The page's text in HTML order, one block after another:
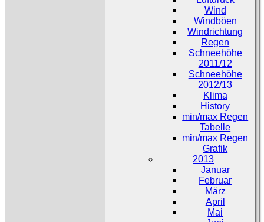
Wind
Windböen
Windrichtung
Regen
Schneehöhe
2011/12
Schneehöhe
2012/13
Klima
History
min/max Regen
Tabelle
min/max Regen
Grafik
2013
Januar
Februar
März
April
Mai